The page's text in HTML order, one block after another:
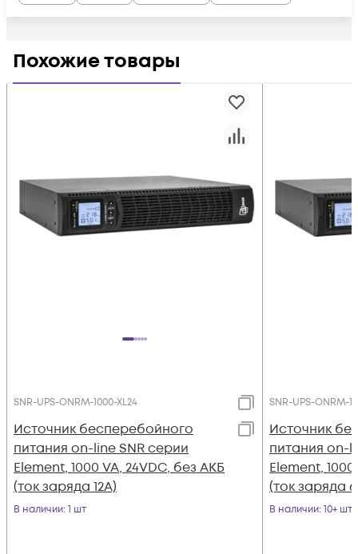
Похожие товары
SNR-UPS-ONRM-1000-XL24
Источник бесперебойного
питания on-line SNR серии
Element, 1000 VA, 24VDC, без АКБ
(ток заряда 12А)
В наличии: 1 шт
SNR-UPS-ONRM-
Источник
питания on-
Element,
(ток заряда
В наличии: 10+ шт